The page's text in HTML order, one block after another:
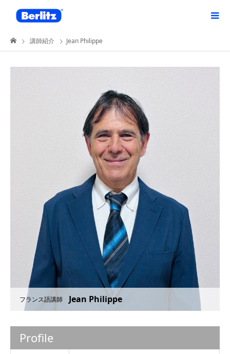
講師紹介 Jean Philippe
フランス語講師 Jean Philippe
Profile